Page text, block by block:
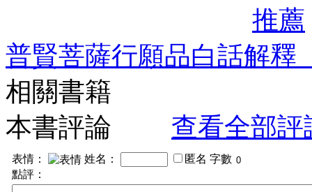
推薦
普賢菩薩行願品白話解
相關書籍
本書評論
查看全部評
表情： 姓名： 匿名 字數
點評：